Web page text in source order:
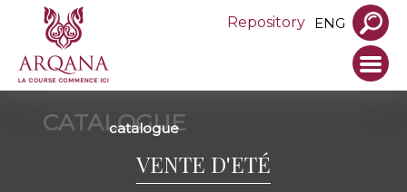
Repository ENG
CATALOGUE
catalogue
VENTE D'ETÉ